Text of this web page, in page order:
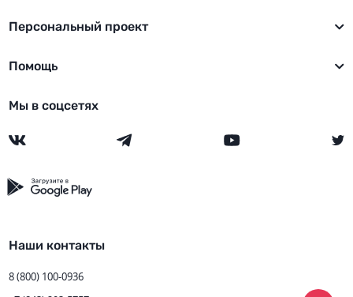
Персональный проект
Помощь
Мы в соцсетях
Наши контакты
8 (800) 100-0936